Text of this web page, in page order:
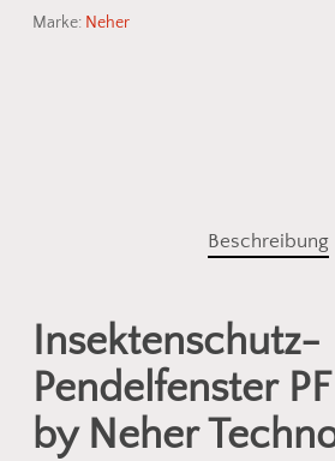
Marke: Neher
Beschreibung
Insektenschutz-
Pendelfenster
by Neher